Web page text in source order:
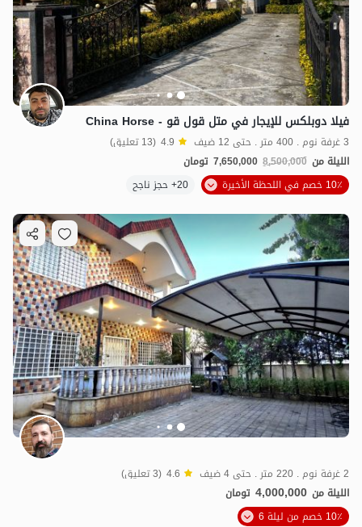
فيلا دوبلكس للإيجار في متل قول قو - China Horse
3 غرفة نوم . 400 متر . حتى 12 ضيف 4.9 (13 تعليق)
الليلة من 8,500,000
7,650,000 تومان
10٪ خصم في اللحظة الأخيرة
20+ حجز ناجح
2 غرفة نوم . 220 متر . حتى 4 ضيف 4.6 (3 تعليق)
الليلة من 4,000,000 تومان
10٪ خصم من ليلة 6